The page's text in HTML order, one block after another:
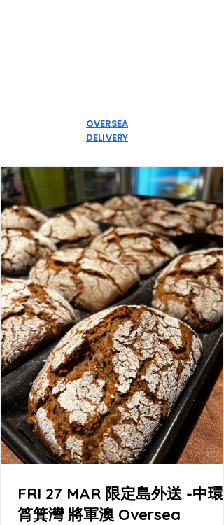
OVERSEA
DELIVERY
FRI 27 MAR 限定島外送 -中環
筲箕灣 將軍澳 Oversea